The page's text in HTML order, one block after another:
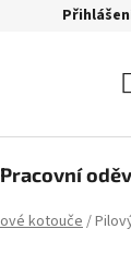
Pracovní
kotouče/